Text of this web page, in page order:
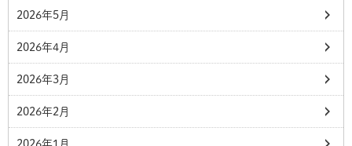
2026年5月
2026年4月
2026年3月
2026年2月
2026年1月